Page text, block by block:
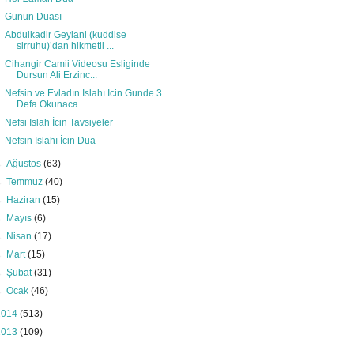
Gunun Duası
Abdulkadir Geylani (kuddise
sirruhu)’dan hikmetli ...
Cihangir Camii Videosu Esliginde
Dursun Ali Erzinc...
Nefsin ve Evladın Islahı İcin Gunde 3
Defa Okunaca...
Nefsi Islah İcin Tavsiyeler
Nefsin Islahı İcin Dua
Ağustos(63)
Temmuz(40)
Haziran(15)
Mayıs(6)
Nisan(17)
Mart(15)
Şubat(31)
Ocak(46)
(513)
(109)